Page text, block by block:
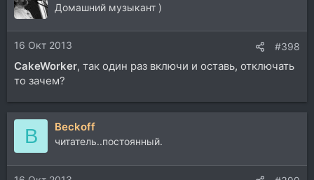
Домашний музыкант )
16 Окт 2013 #398
CakeWorker, так один раз включи и оставь, отключать
то зачем?
B Beckoff
читатель..постоянный.